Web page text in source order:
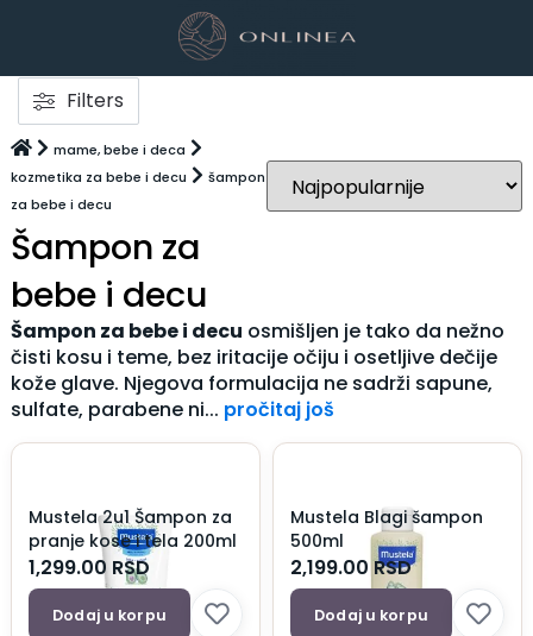
Filters
mame, bebe i deca
kozmetika za bebe i decu
šampon
za bebe i decu
Šampon za
bebe i decu
Šampon za bebe i decu osmišljen je tako da nežno
čisti kosu i teme, bez iritacije očiju i osetljive dečije
kože glave. Njegova formulacija ne sadrži sapune,
sulfate, parabene ni... pročitaj još
Mustela 2u1 Šampon za
pranje kose i tela 200ml
1,299.00 RSD
Dodaj u korpu
Mustela Blagi šampon
500ml
2,199.00 RSD
Dodaj u korpu